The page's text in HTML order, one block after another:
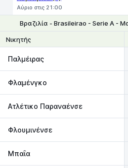
Αύριο στις 21:00
Βραζιλία - Brasileirao - Serie A -
Νικητής
Παλμέιρας
Φλαμένγκο
Ατλέτικο Παραναένσε
Φλουμινένσε
Μπαΐα